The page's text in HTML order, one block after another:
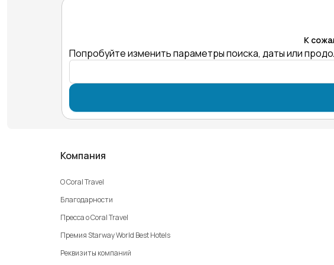
К
Попробуйте изменить параметры поиска, даты или
Компания
О Coral Travel
Благодарности
Пресса о Coral Travel
Премия Starway World Best Hotels
Реквизиты компаний